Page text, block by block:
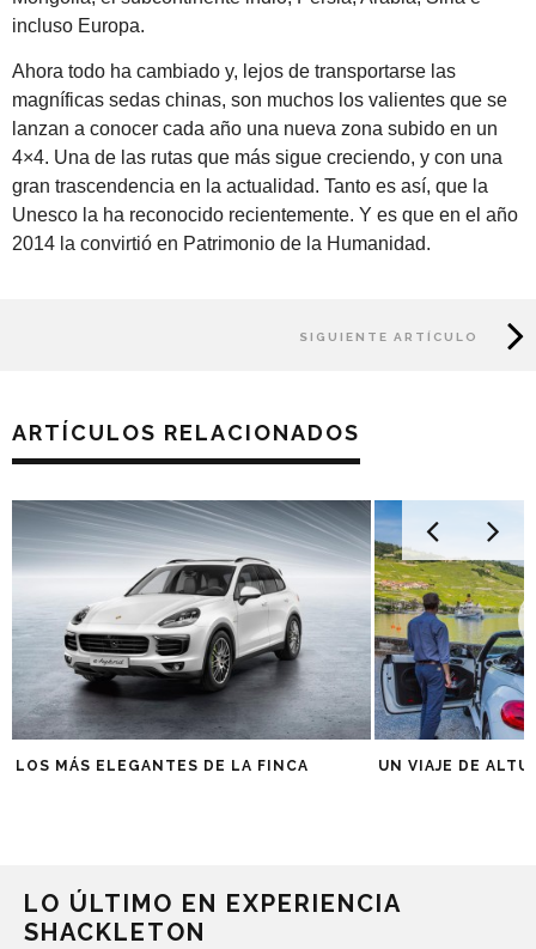
incluso Europa.
Ahora todo ha cambiado y, lejos de transportarse las
magníficas sedas chinas, son muchos los valientes que se
lanzan a conocer cada año una nueva zona subido en un
4×4. Una de las rutas que más sigue creciendo, y con una
gran trascendencia en la actualidad. Tanto es así, que la
Unesco la ha reconocido recientemente. Y es que en el año
2014 la convirtió en Patrimonio de la Humanidad.
SIGUIENTE ARTÍCULO
ARTÍCULOS RELACIONADOS
LOS MÁS ELEGANTES DE LA FINCA UN VIAJE DE
LO ÚLTIMO EN EXPERIENCIA
SHACKLETON